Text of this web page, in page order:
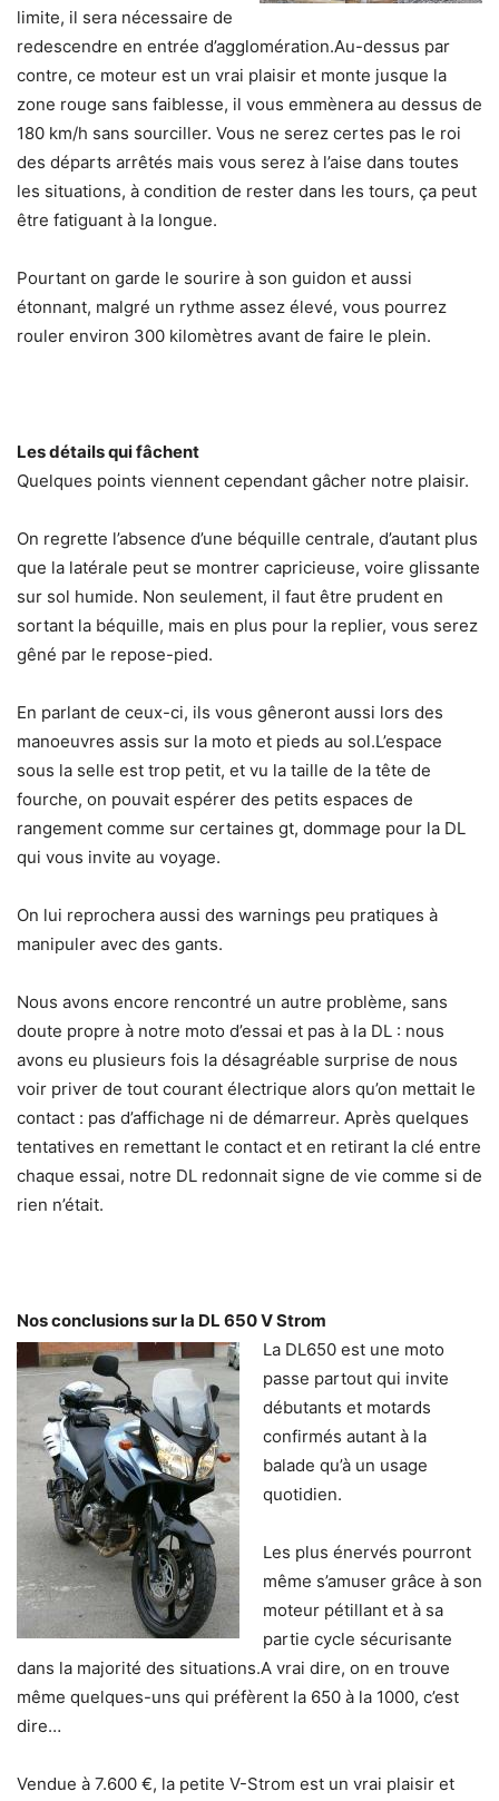
limite, il sera nécessaire de
redescendre en entrée d’agglomération.Au-dessus par
contre, ce moteur est un vrai plaisir et monte jusque la
zone rouge sans faiblesse, il vous emmènera au dessus de
180 km/h sans sourciller. Vous ne serez certes pas le roi
des départs arrêtés mais vous serez à l’aise dans toutes
les situations, à condition de rester dans les tours, ça peut
être fatiguant à la longue.
Pourtant on garde le sourire à son guidon et aussi
étonnant, malgré un rythme assez élevé, vous pourrez
rouler environ 300 kilomètres avant de faire le plein.
Les détails qui fâchent
Quelques points viennent cependant gâcher notre plaisir.
On regrette l’absence d’une béquille centrale, d’autant plus
que la latérale peut se montrer capricieuse, voire glissante
sur sol humide. Non seulement, il faut être prudent en
sortant la béquille, mais en plus pour la replier, vous serez
gêné par le repose-pied.
En parlant de ceux-ci, ils vous gêneront aussi lors des
manoeuvres assis sur la moto et pieds au sol.L’espace
sous la selle est trop petit, et vu la taille de la tête de
fourche, on pouvait espérer des petits espaces de
rangement comme sur certaines gt, dommage pour la DL
qui vous invite au voyage.
On lui reprochera aussi des warnings peu pratiques à
manipuler avec des gants.
Nous avons encore rencontré un autre problème, sans
doute propre à notre moto d’essai et pas à la DL : nous
avons eu plusieurs fois la désagréable surprise de nous
voir priver de tout courant électrique alors qu’on mettait le
contact : pas d’affichage ni de démarreur. Après quelques
tentatives en remettant le contact et en retirant la clé entre
chaque essai, notre DL redonnait signe de vie comme si de
rien n’était.
Nos conclusions sur la DL 650 V Strom
La DL650 est une moto
passe partout qui invite
débutants et motards
confirmés autant à la
balade qu’à un usage
quotidien.
Les plus énervés pourront
même s’amuser grâce à son
moteur pétillant et à sa
partie cycle sécurisante
dans la majorité des situations.A vrai dire, on en trouve
même quelques-uns qui préfèrent la 650 à la 1000, c’est
dire…
Vendue à 7.600 €, la petite V-Strom est un vrai plaisir et